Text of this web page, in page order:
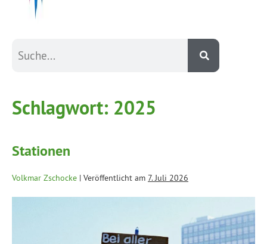
Schlagwort: 2025
Stationen
Volkmar Zschocke | Veröffentlicht am 7. Juli 2026